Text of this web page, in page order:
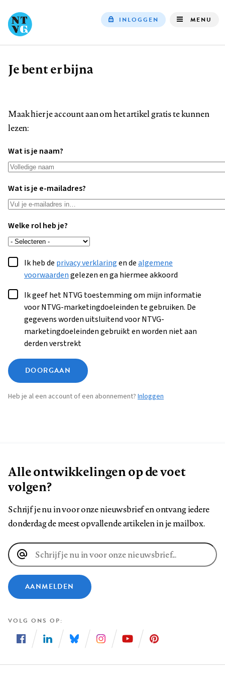
INLOGGEN MENU
Kruimelpad
Je bent er bijna
Maak hier je account aan om het artikel gratis te kunnen
lezen:
Wat is je naam?
Wat is je e-mailadres?
Welke rol heb je?
Ik heb de privacy verklaringen dealgemene
voorwaardengelezen en ga hiermee akkoord
Ik geef het NTVG toestemming om mijn informatie
voor NTVG-marketingdoeleinden te gebruiken. De
gegevens worden uitsluitend voor NTVG-
marketingdoeleinden gebruikt en worden niet aan
derden verstrekt
DOORGAAN
Heb je al een account of een abonnement? Inloggen
Alle ontwikkelingen op de voet
volgen?
Schrijf je nu in voor onze nieuwsbrief en ontvang iedere
donderdag de meest opvallende artikelen in je mailbox.
E-
mailadres
AANMELDEN
VOLG ONS OP
ons
ons
ons
ons
ons
ons